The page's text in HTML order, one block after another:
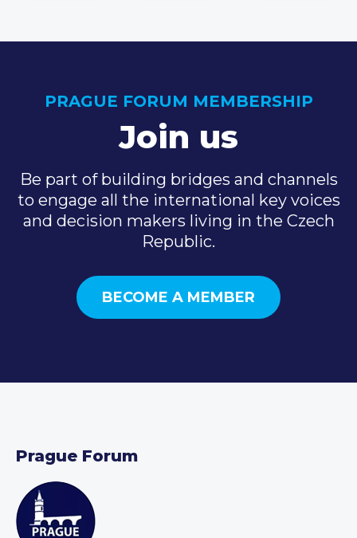
PRAGUE FORUM MEMBERSHIP
Join us
Be part of building bridges and channels
to engage all the international key voices
and decision makers living in the Czech
Republic.
BECOME A MEMBER
Prague Forum